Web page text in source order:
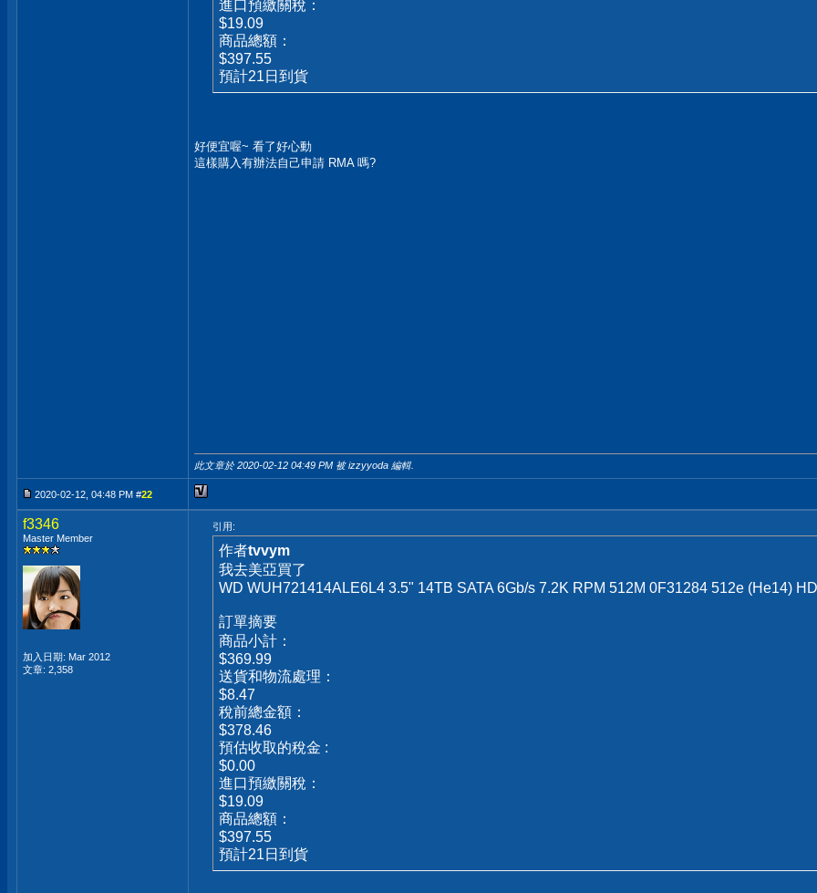
進口預繳關稅：
$19.09
商品總額：
$397.55
預計21日到貨
好便宜喔~ 看了好心動
這樣購入有辦法自己申請 RMA 嗎?
此文章於 2020-02-12 04:49 PM 被 izzyyoda 編輯.
2020-02-12, 04:48 PM #22
f3346
Master Member
加入日期: Mar 2012
文章: 2,358
引用:
作者tvvym
我去美亞買了
WD WUH721414ALE6L4 3.5" 14TB SATA 6Gb/s 7.2K RPM 512M 0F31284 512e (He14)
訂單摘要
商品小計：
$369.99
送貨和物流處理：
$8.47
稅前總金額：
$378.46
預估收取的稅金 :
$0.00
進口預繳關稅：
$19.09
商品總額：
$397.55
預計21日到貨